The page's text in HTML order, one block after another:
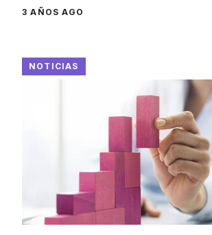
3 AÑOS AGO
NOTICIAS